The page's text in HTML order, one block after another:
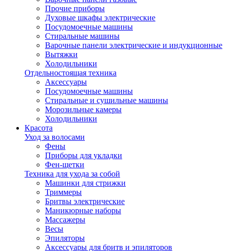
Прочие приборы
Духовые шкафы электрические
Посудомоечные машины
Стиральные машины
Варочные панели электрические и индукционные
Вытяжки
Холодильники
Отдельностоящая техника
Аксессуары
Посудомоечные машины
Стиральные и сушильные машины
Морозильные камеры
Холодильники
Красота
Уход за волосами
Фены
Приборы для укладки
Фен-щетки
Техника для ухода за собой
Машинки для стрижки
Триммеры
Бритвы электрические
Маникюрные наборы
Массажеры
Весы
Эпиляторы
Аксессуары для бритв и эпиляторов